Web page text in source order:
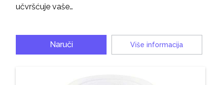
učvršćuje vaše…
Naruči Više informacija